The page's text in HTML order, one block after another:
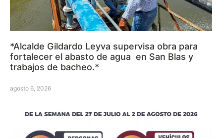
*Alcalde Gildardo Leyva supervisa obra para
fortalecer el abasto de agua en San Blas y
trabajos de bacheo.*
agosto 6, 2026